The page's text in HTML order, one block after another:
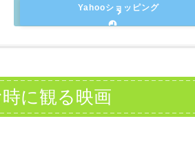
Yahooショッピング
に観る映画